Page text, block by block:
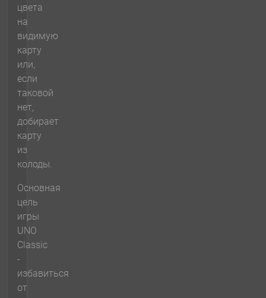
цвета
на
видимую
карту
или,
если
таковой
нет,
добирает
карту
из
колоды.
Основная
цель
игры
UNO
Classic
-
избавиться
от